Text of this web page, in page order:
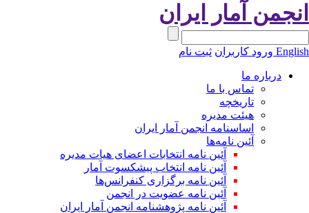
آمار ایران
ورود کاربران ثبت نام
درباره ما
تماس با ما
تاریخچه
هیئت مدیره
اساسنامه انجمن آمار ایران
آئین نامه‌ها
آئین نامه انتخابات اعضای هیات مدیره
آئین نامه انتخاب پیشکسوت آمار
آئین نامه برگزاری کنفرانس‌ها
آئین نامه عضویت در انجمن
آئین نامه پژوهشنامه انجمن آمار ایران